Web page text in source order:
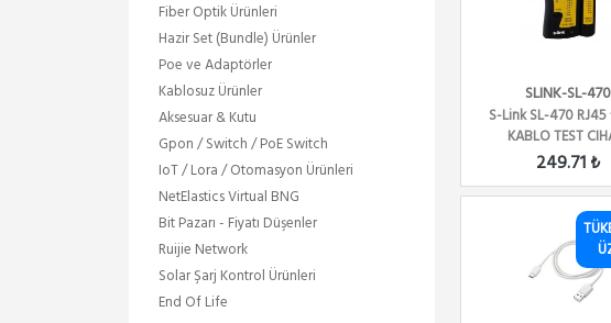
Fiber Optik Ürünleri
Hazir Set (Bundle) Ürünler
Poe ve Adaptörler
Kablosuz Ürünler
Aksesuar & Kutu
Gpon / Switch / PoE Switch
IoT / Lora / Otomasyon Ürünleri
NetElastics Virtual BNG
Bit Pazarı - Fiyatı Düşenler
Ruijie Network
Solar Şarj Kontrol Ürünleri
End Of Life
SLINK-SL-470
S-Link SL-470 RJ45
KABLO TEST
249.71 ₺